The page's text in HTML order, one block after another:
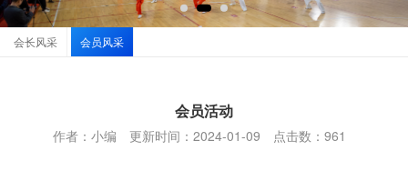
会长风采 会员风采
会员活动
作者：小编 更新时间：2024-01-09 点击数： 961